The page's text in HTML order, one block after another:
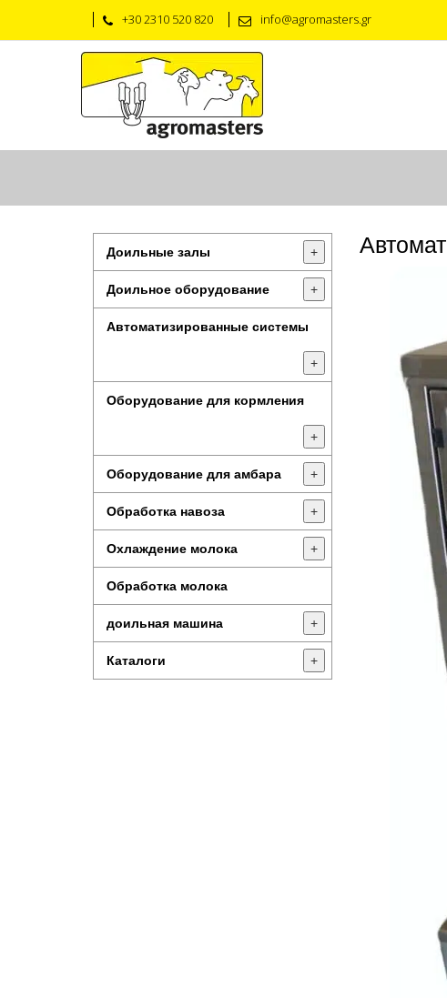
+30 2310 520 820 info@agromasters.gr
Доильные залы +
Доильное оборудование +
Автоматизированные системы
+
Оборудование для кормления
+
Оборудование для амбара +
Обработка навоза +
Охлаждение молока +
Обработка молока
доильная машина +
Каталоги +